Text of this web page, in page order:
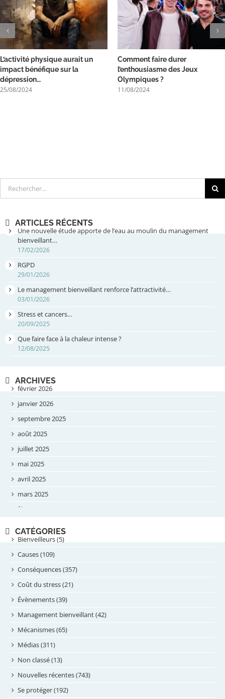
L’activité physique aurait un
impact bénéfique sur la
dépression…
25/08/2024
Comment faire durer
l’enthousiasme des Jeux
Olympiques ?
11/08/2024
Rechercher
ARTICLES RÉCENTS
Une nouvelle étude apporte de l’eau au moulin du management
bienveillant…
17/02/2026
RGPD
29/01/2026
Le management bienveillant renforce l’attractivité…
03/01/2026
Stress et cancers…
20/09/2025
Que faire face à la chaleur intense ?
12/08/2025
ARCHIVES
février 2026
janvier 2026
septembre 2025
août 2025
juillet 2025
mai 2025
avril 2025
mars 2025
février 2025
septembre 2024
août 2024
juillet 2024
juin 2024
mai 2024
avril 2024
février 2024
janvier 2024
novembre 2023
octobre 2023
septembre 2023
CATÉGORIES
Bienveilleurs (5)
Causes (109)
Conséquences (357)
Coût du stress (21)
Évènements (39)
Management bienveillant (42)
Mécanismes (65)
Médias (311)
Non classé (13)
Nouvelles récentes (743)
Se protéger (192)